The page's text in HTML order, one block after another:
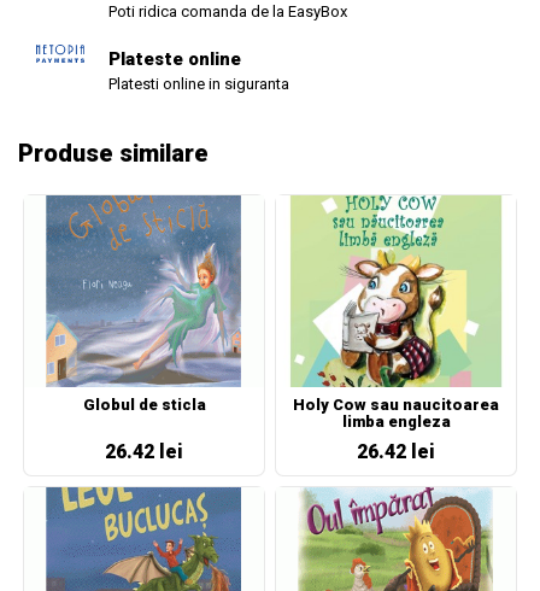
Poti ridica comanda de la EasyBox
Plateste online
Platesti online in siguranta
Produse similare
Globul de sticla
26.42 lei
Holy Cow sau naucitoarea
limba engleza
26.42 lei